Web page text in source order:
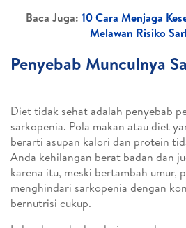
Baca Juga: 10 Cara Menjaga
Melawan Risiko
Penyebab Munculnya
Diet tidak sehat adalah penyebab
sarkopenia. Pola makan atau diet
berarti asupan kalori dan protein
Anda kehilangan berat badan dan
karena itu, meski bertambah umur,
menghindari sarkopenia dengan
bernutrisi cukup.